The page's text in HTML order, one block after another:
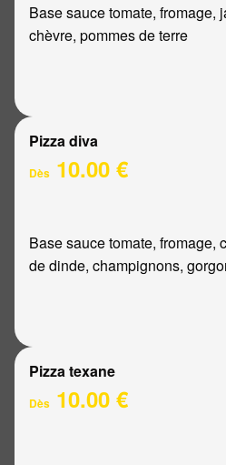
Base sauce tomate, fromage,
chèvre, pommes de terre
Pizza diva
Dès 10.00 €
Base sauce tomate, fromage,
de dinde, champignons,
Pizza texane
Dès 10.00 €